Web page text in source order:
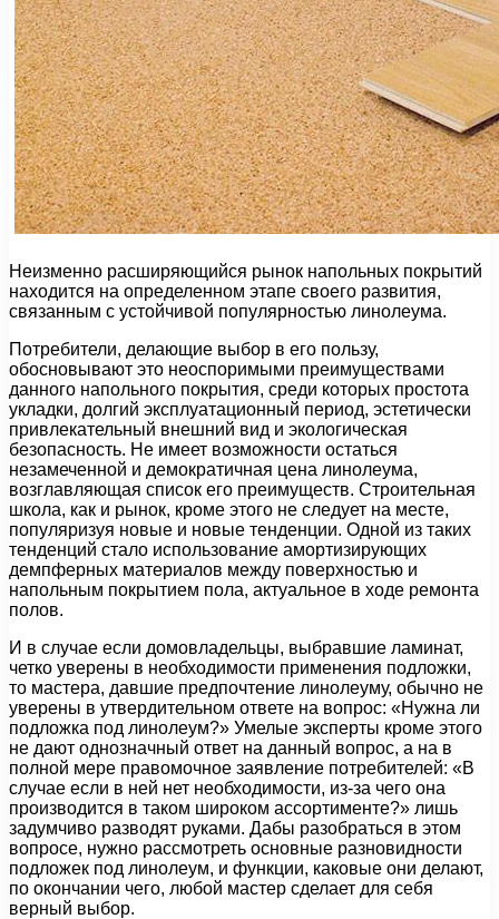
Неизменно расширяющийся рынок напольных покрытий
находится на определенном этапе своего развития,
связанным с устойчивой популярностью линолеума.
Потребители, делающие выбор в его пользу,
обосновывают это неоспоримыми преимуществами
данного напольного покрытия, среди которых простота
укладки, долгий эксплуатационный период, эстетически
привлекательный внешний вид и экологическая
безопасность. Не имеет возможности остаться
незамеченной и демократичная цена линолеума,
возглавляющая список его преимуществ. Строительная
школа, как и рынок, кроме этого не следует на месте,
популяризуя новые и новые тенденции. Одной из таких
тенденций стало использование амортизирующих
демпферных материалов между поверхностью и
напольным покрытием пола, актуальное в ходе ремонта
полов.
И в случае если домовладельцы, выбравшие ламинат,
четко уверены в необходимости применения подложки,
то мастера, давшие предпочтение линолеуму, обычно не
уверены в утвердительном ответе на вопрос: «Нужна ли
подложка под линолеум?» Умелые эксперты кроме этого
не дают однозначный ответ на данный вопрос, а на в
полной мере правомочное заявление потребителей: «В
случае если в ней нет необходимости, из-за чего она
производится в таком широком ассортименте?» лишь
задумчиво разводят руками. Дабы разобраться в этом
вопросе, нужно рассмотреть основные разновидности
подложек под линолеум, и функции, каковые они делают,
по окончании чего, любой мастер сделает для себя
верный выбор.